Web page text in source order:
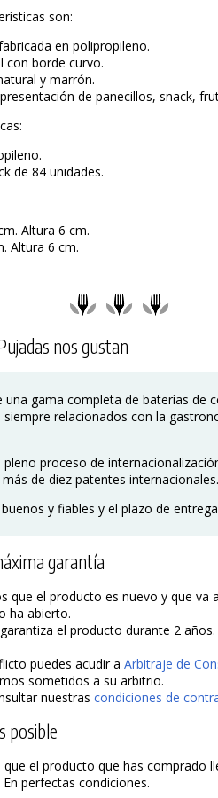
son:
en polipropileno.
con borde curvo.
y marrón.
de panecillos, snack,
de 84 unidades.
Altura 6 cm.
Altura 6 cm.
nos gustan
una gama completa de baterías de
relacionados con la
pleno proceso de
de diez patentes internacionales.
y fiables y el plazo de
garantía
que el producto es nuevo y que va
ha abierto.
el producto durante 2
puedes acudir aArbitraje de
sometidos a su arbitrio.
nuestrascondiciones de
posible
el producto que has comprado
perfectas condiciones.